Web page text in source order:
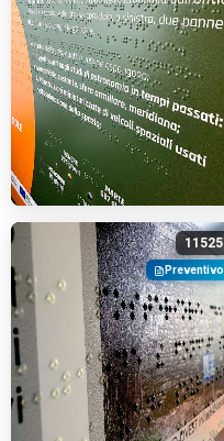
11525
Preventivo